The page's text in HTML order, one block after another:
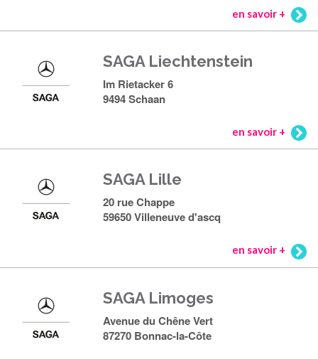
en savoir +
SAGA Liechtenstein
Im Rietacker 6
9494 Schaan
en savoir +
SAGA Lille
20 rue Chappe
59650 Villeneuve d'ascq
en savoir +
SAGA Limoges
Avenue du Chêne Vert
87270 Bonnac-la-Côte